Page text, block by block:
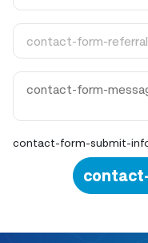
contact-form-submit-